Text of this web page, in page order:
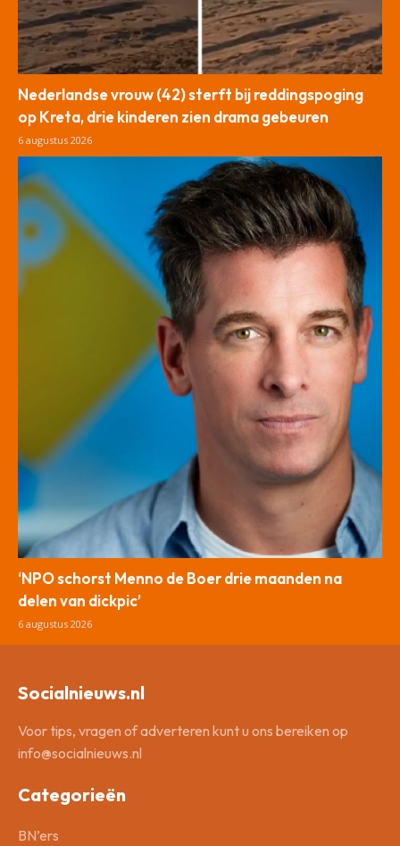
Nederlandse vrouw (42) sterft bij reddingspoging
op Kreta, drie kinderen zien drama gebeuren
6 augustus 2026
‘NPO schorst Menno de Boer drie maanden na
delen van dickpic’
6 augustus 2026
Socialnieuws.nl
Voor tips, vragen of adverteren kunt u ons bereiken op
info@socialnieuws.nl
Categorieën
BN’ers